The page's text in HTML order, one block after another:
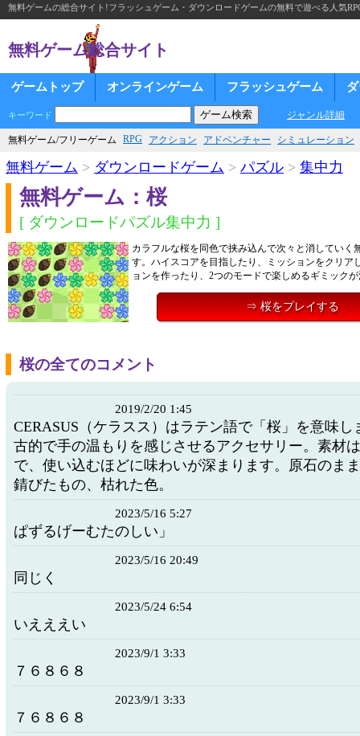
無料ゲームの総合サイト!フラッシュゲーム・ダウンロードゲームの無料で遊べる人気
無料ゲーム総合サイト
ゲームトップ オンラインゲーム フラッシュゲーム
キーワード ジャンル詳細
無料ゲーム/フリーゲーム RPG アクション アドベンチャー シミュレーション
無料ゲーム > ダウンロードゲーム > パズル > 集中力
無料ゲーム：桜
[ ダウンロードパズル集中力 ]
カラフルな桜を同色で挟み込んで次々と消していく
す。ハイスコアを目指したり、ミッションをクリア
ョンを作ったり、2つのモードで楽しめるギミック
⇒ 桜をプレイする
桜の全てのコメント
2019/2/20 1:45
CERASUS（ケラスス）はラテン語で「桜」を意味し
古的で手の温もりを感じさせるアクセサリー。素材
で、使い込むほどに味わいが深まります。原石のま
錆びたもの、枯れた色。
2023/5/16 5:27
ぱずるげーむたのしい」
2023/5/16 20:49
同じく
2023/5/24 6:54
いえええい
2023/9/1 3:33
７６８６８
2023/9/1 3:33
７６８６８